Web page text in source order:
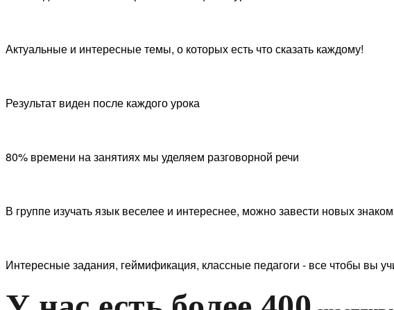
Актуальные и интересные темы, о которых есть что сказать каждому!
Результат виден после каждого урока
80% времени на занятиях мы уделяем разговорной речи
В группе изучать язык веселее и интереснее, можно завести новых
Интересные задания, геймификация, классные педагоги - все чтобы